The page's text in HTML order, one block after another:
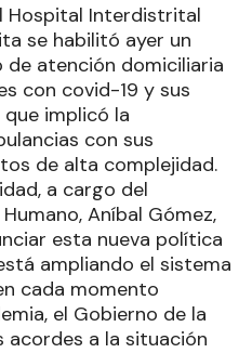
Hospital Interdistrital
se habilitó ayer un
de atención domiciliaria
con covid-19 y sus
implicó la
con sus
de alta complejidad.
a cargo del
Aníbal Gómez,
esta nueva política
ampliando el sistema
cada momento
el Gobierno de la
a la situación